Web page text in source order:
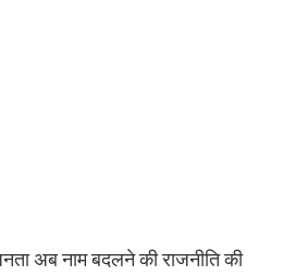
अब नाम बदलने की राजनीति की